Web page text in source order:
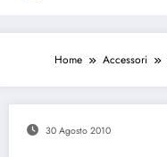
Home Accessori
30 Agosto 2010